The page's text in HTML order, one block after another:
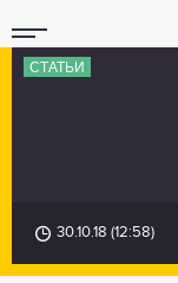
СТАТЬИ
30.10.18 (12:58)